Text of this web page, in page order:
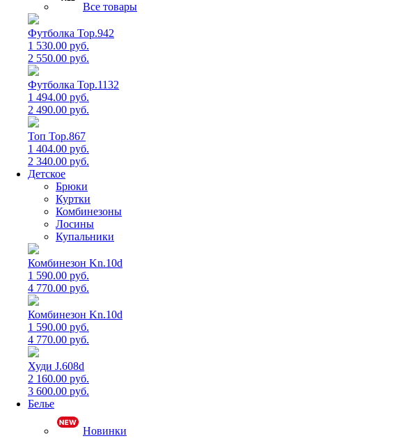
Все товары
Футболка Top.942
1 530.00 руб.
2 550.00 руб.
Футболка Top.1132
1 494.00 руб.
2 490.00 руб.
Топ Top.867
1 404.00 руб.
2 340.00 руб.
Детское
Брюки
Куртки
Комбинезоны
Лосины
Купальники
Комбинезон Kn.10d
1 590.00 руб.
4 770.00 руб.
Комбинезон Kn.10d
1 590.00 руб.
4 770.00 руб.
Худи J.608d
2 160.00 руб.
3 600.00 руб.
Белье
Новинки